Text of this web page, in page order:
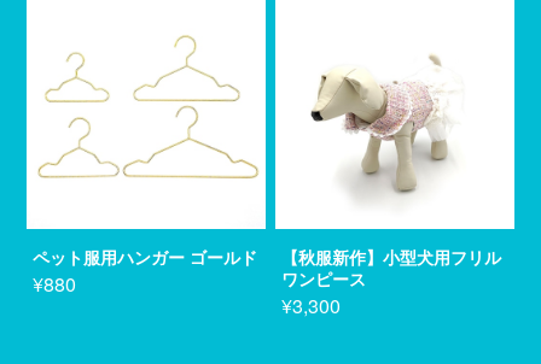
ペット服用ハンガー ゴールド
¥880
【秋服新作】小型犬用フリル
ワンピース
¥3,300